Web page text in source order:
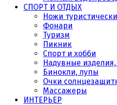
СПОРТ И ОТДЫХ
Ножи
Фонари
Туризм
Пикник
Спорт и хобби
Надувные
Бинокли, лупы
Очки
Массажеры
ИНТЕРЬЕР